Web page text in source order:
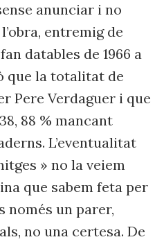
anunciar i no
entremig de
datables de 1966 a
que la totalitat de
Pere Verdaguer i que
88 % mancant
L’eventualitat
» no la veiem
que sabem feta per
només un parer,
no una certesa. De